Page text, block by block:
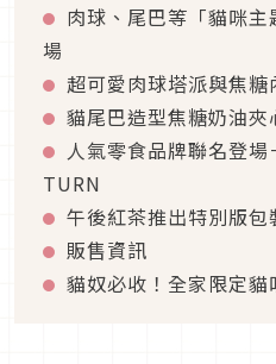
肉球、尾巴等「貓咪
場
超可愛肉球塔派與焦糖
貓尾巴造型焦糖奶油夾
人氣零食品牌聯名登
TURN
午後紅茶推出特別版包
販售資訊
貓奴必收！全家限定貓